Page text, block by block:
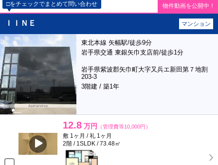
□をチェックでまとめて問い合わせ 物件動画を公開中！
ＩＩＮＥ マンション
東北本線 矢幅駅/徒歩9分
岩手県交通 東銀矢巾支店前/徒歩1分
岩手県紫波郡矢巾町大字又兵エ新田第７地割
203-3
3階建 / 築1年
12.8 万円 （管理費等10,000円）
敷 1ヶ月 / 礼 1ヶ月
2階 / 1SLDK / 73.48㎡